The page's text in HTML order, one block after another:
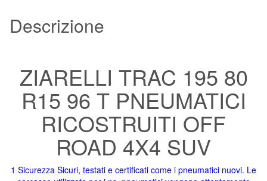
Descrizione
ZIARELLI TRAC 195 80
R15 96 T PNEUMATICI
RICOSTRUITI OFF
ROAD 4X4 SUV
1 Sicurezza Sicuri, testati e certificati come i pneumatici nuovi. Le